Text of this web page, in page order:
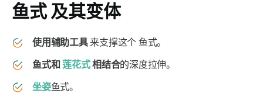
鱼式及其变体
使用辅助工具来支撑这个 鱼式。
鱼式和莲花式相结合的深度拉伸。
坐姿鱼式。